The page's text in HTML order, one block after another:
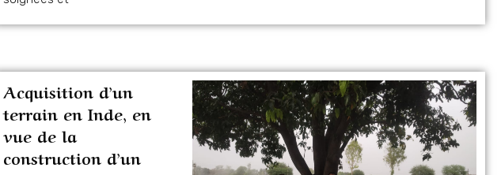
Acquisition d’un
terrain en Inde, en
vue de la
construction d’un